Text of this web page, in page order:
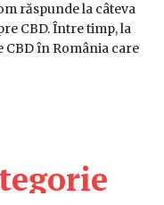
răspunde la câteva
CBD. Între timp, la
CBD în România care